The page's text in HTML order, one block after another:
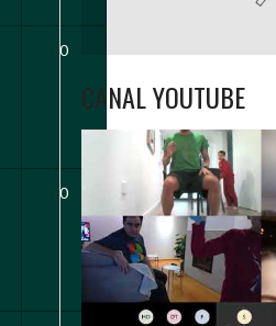
0
0
CANAL YOUTUBE